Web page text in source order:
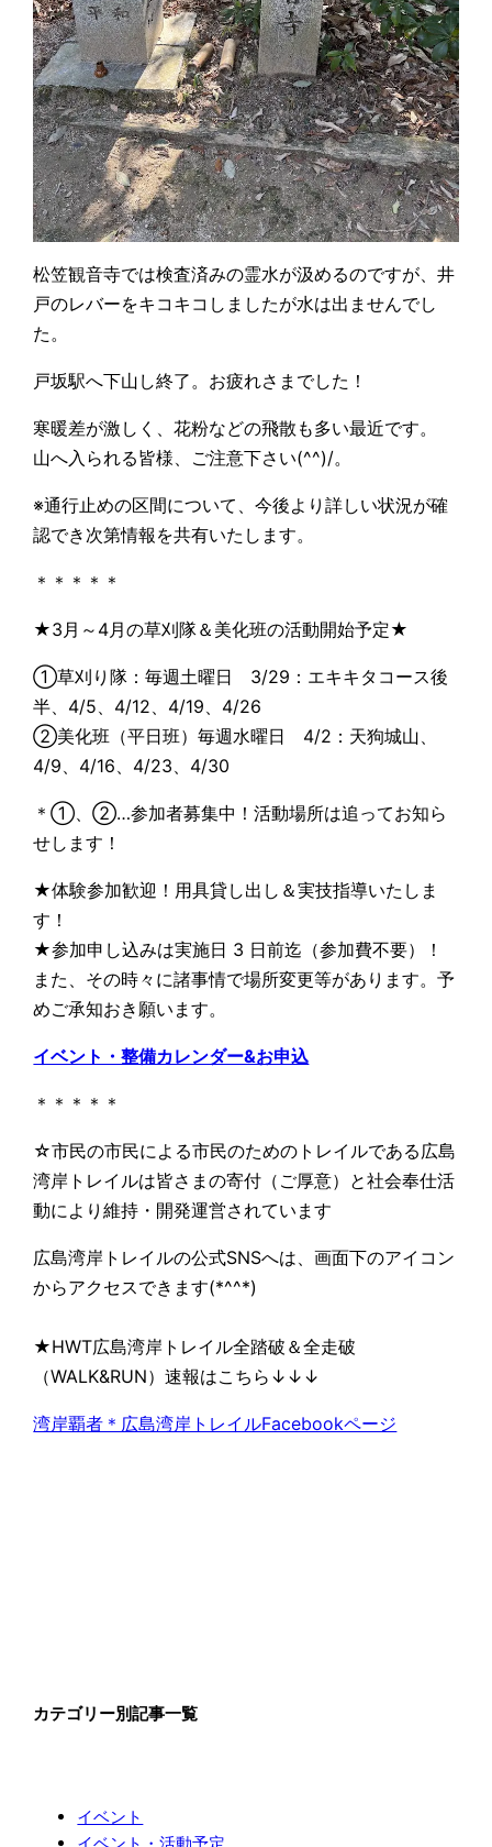
松笠観音寺では検査済みの霊水が汲めるのですが、井
戸のレバーをキコキコしましたが水は出ませんでし
た。
戸坂駅へ下山し終了。お疲れさまでした！
寒暖差が激しく、花粉などの飛散も多い最近です。
山へ入られる皆様、ご注意下さい(^^)/。
※通行止めの区間について、今後より詳しい状況が確
認でき次第情報を共有いたします。
＊＊＊＊＊
★3月～4月の草刈隊＆美化班の活動開始予定★
①草刈り隊：毎週土曜日 3/29：エキキタコース後
半、4/5、4/12、4/19、4/26
②美化班（平日班）毎週水曜日 4/2：天狗城山、
4/9、4/16、4/23、4/30
＊①、②…参加者募集中！活動場所は追ってお知ら
せします！
★体験参加歓迎！用具貸し出し＆実技指導いたしま
す！
★参加申し込みは実施日 3 日前迄（参加費不要）！
また、その時々に諸事情で場所変更等があります。予
めご承知おき願います。
イベント・整備カレンダー&お申込
＊＊＊＊＊
☆市民の市民による市民のためのトレイルである広島
湾岸トレイルは皆さまの寄付（ご厚意）と社会奉仕活
動により維持・開発運営されています
広島湾岸トレイルの公式SNSへは、画面下のアイコン
からアクセスできます(*^^*)
★HWT広島湾岸トレイル全踏破＆全走破
（WALK&RUN）速報はこちら↓↓↓
湾岸覇者＊広島湾岸トレイルFacebookページ
カテゴリー別記事一覧
イベント